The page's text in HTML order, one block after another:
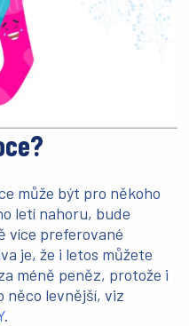
může být pro někoho
letí nahoru, bude
více preferované
je, že i letos můžete
méně peněz, protože i
něco levnější, viz
.